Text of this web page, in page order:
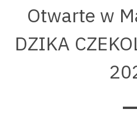
Otwarte w
DZIKA